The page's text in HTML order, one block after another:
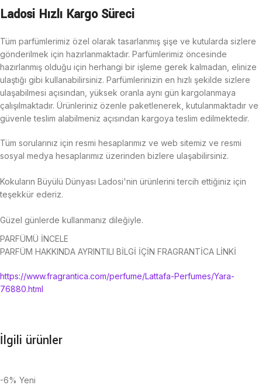
Ladosi Hızlı Kargo Süreci
Tüm parfümlerimiz özel olarak tasarlanmış şişe ve kutularda sizlere
gönderilmek için hazırlanmaktadır. Parfümlerimiz öncesinde
hazırlanmış olduğu için herhangi bir işleme gerek kalmadan, elinize
ulaştığı gibi kullanabilirsiniz. Parfümlerinizin en hızlı şekilde sizlere
ulaşabilmesi açısından, yüksek oranla aynı gün kargolanmaya
çalışılmaktadır. Ürünleriniz özenle paketlenerek, kutulanmaktadır ve
güvenle teslim alabilmeniz açısından kargoya teslim edilmektedir.
Tüm sorularınız için resmi hesaplarımız ve web sitemiz ve resmi
sosyal medya hesaplarımız üzerinden bizlere ulaşabilirsiniz.
Kokuların Büyülü Dünyası Ladosi'nin ürünlerini tercih ettiğiniz için
teşekkür ederiz.
Güzel günlerde kullanmanız dileğiyle.
PARFÜMÜ İNCELE
PARFÜM HAKKINDA AYRINTILI BİLGİ İÇİN FRAGRANTİCA LİNKİ
https://www.fragrantica.com/perfume/Lattafa-Perfumes/Yara-
76880.html
İlgili ürünler
-6% Yeni